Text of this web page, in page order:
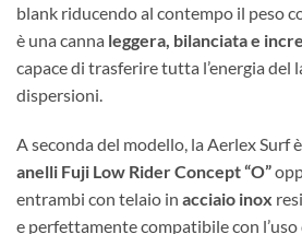
blank riducendo al contempo il peso
è una canna leggera, bilanciata e
capace di trasferire tutta l’energia del
dispersioni.
A seconda del modello, la Aerlex Surf
anelli Fuji Low Rider Concept “O”
entrambi con telaio in acciaio inox
e perfettamente compatibile con l’uso